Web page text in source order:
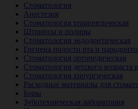
Стоматология
Анестезия
Стоматология терапевтическая
Штрипсы и полиры
Стоматология эндодонтическая
Гигиена полости рта и
Стоматология ортопедическая
Стоматология детского возраста
Стоматология хирургическая
Расходные материалы для
Боры
Зуботехническая лаборатория